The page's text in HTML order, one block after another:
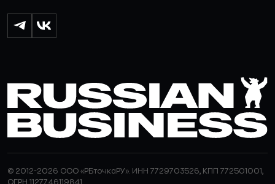
© 2012-2026 ООО «РБточкаРУ». ИНН 7729703526, КПП 772501001,
ОГРН 1127746119841